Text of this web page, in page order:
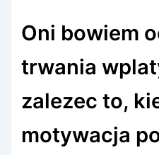
Oni bowiem
trwania
zalezec to,
motywacja